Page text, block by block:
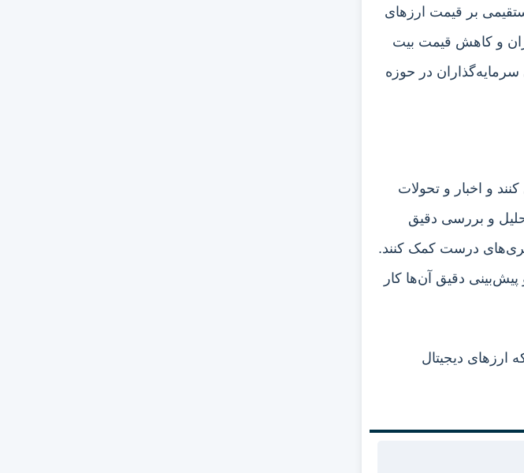
بر قیمت ارزهای
و کاهش قیمت بیت
سرمایه‌گذاران در حوزه
و اخبار و تحولات
تحلیل و بررسی دقیق
درست کمک کنند.
دقیق آن‌ها کار
ارزهای دیجیتال